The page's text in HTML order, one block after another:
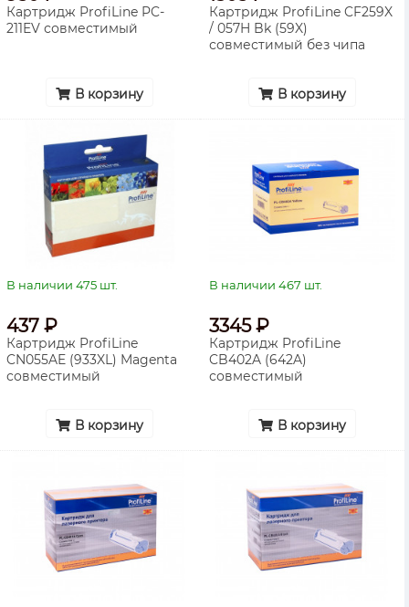
Картридж ProfiLine PC-
211EV совместимый
В корзину
Картридж ProfiLine CF259X
/ 057H Bk (59X)
совместимый без чипа
В корзину
В наличии 475 шт.
437 ₽
Картридж ProfiLine
CN055AE (933XL) Magenta
совместимый
В корзину
В наличии 467 шт.
3345 ₽
Картридж ProfiLine
CB402A (642A)
совместимый
В корзину